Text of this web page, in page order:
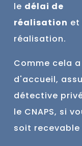
le délai de
réalisation et
réalisation.
Comme cela
d'accueil,
détective
le CNAPS, si
soit